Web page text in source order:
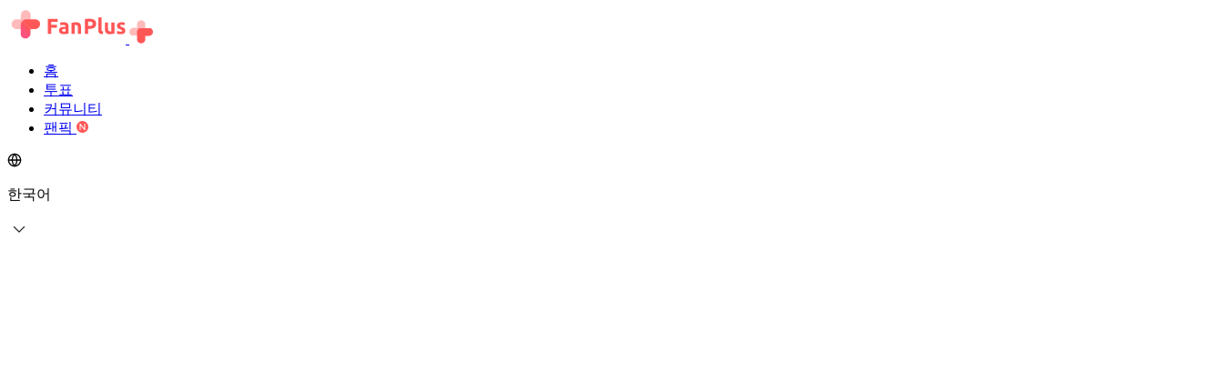
홈
투표
커뮤니티
팬픽
한국어